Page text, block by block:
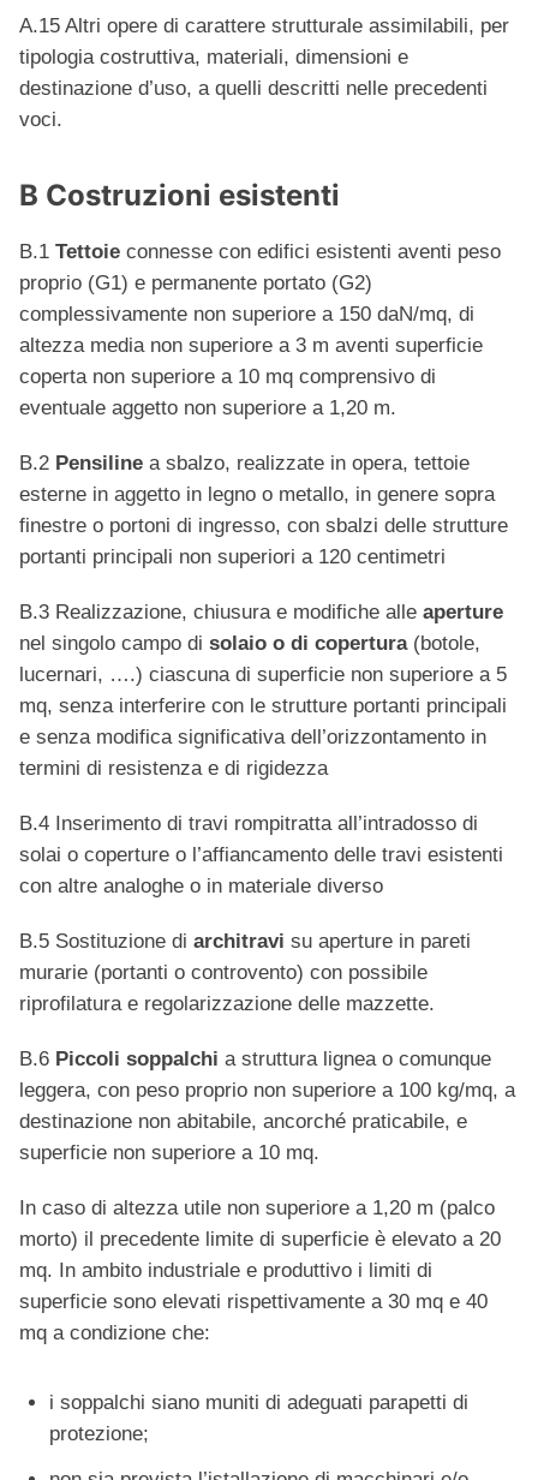
A.15 Altri opere di carattere strutturale assimilabili, per
tipologia costruttiva, materiali, dimensioni e
destinazione d’uso, a quelli descritti nelle precedenti
voci.
B Costruzioni esistenti
B.1 Tettoie connesse con edifici esistenti aventi peso
proprio (G1) e permanente portato (G2)
complessivamente non superiore a 150 daN/mq, di
altezza media non superiore a 3 m aventi superficie
coperta non superiore a 10 mq comprensivo di
eventuale aggetto non superiore a 1,20 m.
B.2 Pensiline a sbalzo, realizzate in opera, tettoie
esterne in aggetto in legno o metallo, in genere sopra
finestre o portoni di ingresso, con sbalzi delle strutture
portanti principali non superiori a 120 centimetri
B.3 Realizzazione, chiusura e modifiche alle aperture
nel singolo campo di solaio o di copertura(botole,
lucernari, ….) ciascuna di superficie non superiore a 5
mq, senza interferire con le strutture portanti principali
e senza modifica significativa dell’orizzontamento in
termini di resistenza e di rigidezza
B.4 Inserimento di travi rompitratta all’intradosso di
solai o coperture o l’affiancamento delle travi esistenti
con altre analoghe o in materiale diverso
B.5 Sostituzione di architravi su aperture in pareti
murarie (portanti o controvento) con possibile
riprofilatura e regolarizzazione delle mazzette.
B.6 Piccoli soppalchi a struttura lignea o comunque
leggera, con peso proprio non superiore a 100 kg/mq, a
destinazione non abitabile, ancorché praticabile, e
superficie non superiore a 10 mq.
In caso di altezza utile non superiore a 1,20 m (palco
morto) il precedente limite di superficie è elevato a 20
mq. In ambito industriale e produttivo i limiti di
superficie sono elevati rispettivamente a 30 mq e 40
mq a condizione che:
i soppalchi siano muniti di adeguati parapetti di
protezione;